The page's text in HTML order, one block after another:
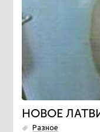
НОВОЕ
Разное